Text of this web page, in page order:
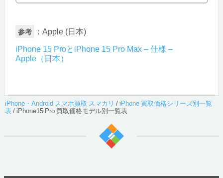
参考 ：Apple (日本)
iPhone 15 ProとiPhone 15 Pro Max – 仕様 –
Apple（日本）
iPhone・Android スマホ買取 スマカリ / iPhone 買取価格シリーズ別一覧
表 / iPhone15 Pro 買取価格モデル別一覧表